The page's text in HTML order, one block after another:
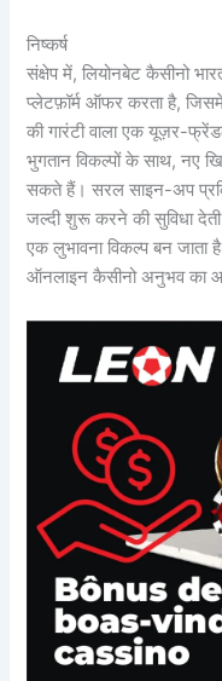
निष्कर्ष
संक्षेप में, लियोनबेट कैसीनो
प्लेटफ़ॉर्म ऑफर करता है,
की गारंटी वाला एक यूज़र-
भुगतान विकल्पों के साथ, नए
सकते हैं। सरल साइन-अप
जल्दी शुरू करने की सुविधा
एक लुभावना विकल्प बन जाता
ऑनलाइन कैसीनो अनुभव का